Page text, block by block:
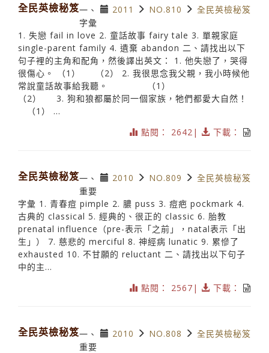
全民英檢秘笈 2011 NO.810 全民英檢秘笈
一、
字彙
1. 失戀 fail in love 2. 童話故事 fairy tale 3. 單親家庭
single-parent family 4. 遺棄 abandon 二、請找出以下
句子裡的主角和配角，然後譯出英文： 1. 他失戀了，哭得
很傷心。 （1） （2） 2. 我很思念我父親，我小時候他
常說童話故事給我聽。 （1）
（2） 3. 狗和狼都屬於同一個家族，牠們都愛大自然！
（1） ...
點閱： 2642|
下載：
全民英檢秘笈 2010 NO.809 全民英檢秘笈
一、
重要
字彙 1. 青春痘 pimple 2. 膿 puss 3. 痘疤 pockmark 4.
古典的 classical 5. 經典的、很正的 classic 6. 胎教
prenatal influence（pre-表示「之前」，natal表示「出
生」） 7. 慈悲的 merciful 8. 神經病 lunatic 9. 累慘了
exhausted 10. 不甘願的 reluctant 二、請找出以下句子
中的主...
點閱： 2567|
下載：
全民英檢秘笈 2010 NO.808 全民英檢秘笈
一、
重要